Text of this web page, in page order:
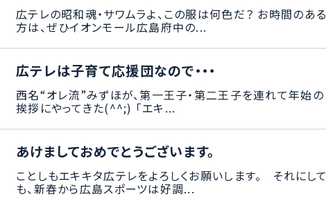
広テレの昭和魂・サワムラよ、この服は何色だ？ お時間のある
方は、ぜひイオンモール広島府中の...
広テレは子育て応援団なので・・・
西名“オレ流”みずほが、第一王子・第二王子を連れて年始の
挨拶にやってきた(^^;) 「エキ...
あけましておめでとうございます。
ことしもエキキタ広テレをよろしくお願いします。 それにして
も、新春から広島スポーツは好調...